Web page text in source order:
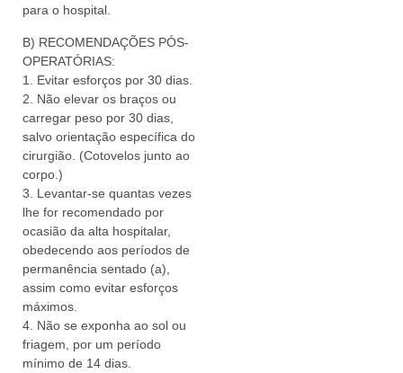
para o hospital.
B) RECOMENDAÇÕES PÓS-
OPERATÓRIAS:
1. Evitar esforços por 30 dias.
2. Não elevar os braços ou
carregar peso por 30 dias,
salvo orientação específica do
cirurgião. (Cotovelos junto ao
corpo.)
3. Levantar-se quantas vezes
lhe for recomendado por
ocasião da alta hospitalar,
obedecendo aos períodos de
permanência sentado (a),
assim como evitar esforços
máximos.
4. Não se exponha ao sol ou
friagem, por um período
mínimo de 14 dias.